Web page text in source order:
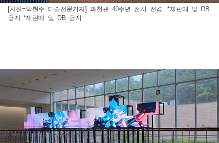
[사진=박현주 미술전문기자] 과천관 40주년 전시 전경. *재판매 및 DB
금지 *재판매 및 DB 금지